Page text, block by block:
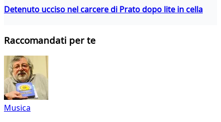
Detenuto ucciso nel carcere di Prato dopo lite in cella
Raccomandati per te
Musica